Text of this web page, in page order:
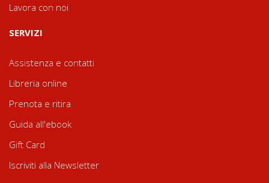
Lavora con noi
SERVIZI
Assistenza e contatti
Libreria online
Prenota e ritira
Guida all'ebook
Gift Card
Iscriviti alla Newsletter